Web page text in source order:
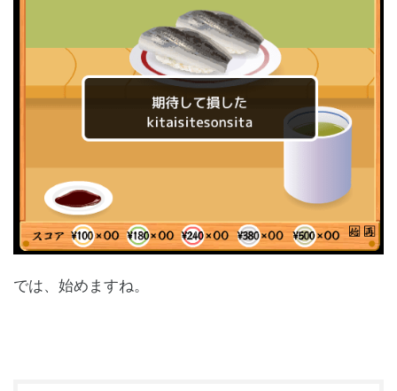
では、始めますね。